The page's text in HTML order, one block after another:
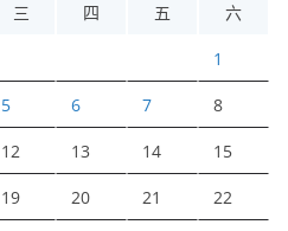
三 四 五 六
1
5 6 7 8
12 13 14 15
19 20 21 22